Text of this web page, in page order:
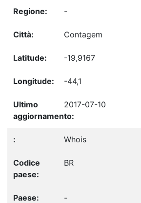
-
Contagem
-19,9167
-44,1
2017-07-10
Whois
BR
-